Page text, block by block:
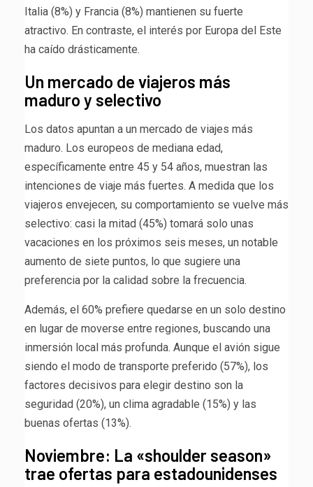
Italia (8%) y Francia (8%) mantienen su fuerte
atractivo. En contraste, el interés por Europa del Este
ha caído drásticamente.
Un mercado de viajeros más
maduro y selectivo
Los datos apuntan a un mercado de viajes más
maduro. Los europeos de mediana edad,
específicamente entre 45 y 54 años, muestran las
intenciones de viaje más fuertes. A medida que los
viajeros envejecen, su comportamiento se vuelve más
selectivo: casi la mitad (45%) tomará solo unas
vacaciones en los próximos seis meses, un notable
aumento de siete puntos, lo que sugiere una
preferencia por la calidad sobre la frecuencia.
Además, el 60% prefiere quedarse en un solo destino
en lugar de moverse entre regiones, buscando una
inmersión local más profunda. Aunque el avión sigue
siendo el modo de transporte preferido (57%), los
factores decisivos para elegir destino son la
seguridad (20%), un clima agradable (15%) y las
buenas ofertas (13%).
Noviembre: La «shoulder season»
trae ofertas para estadounidenses